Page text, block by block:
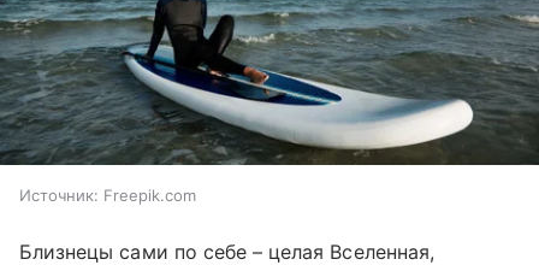
Источник: Freepik.com
Близнецы сами по себе – целая Вселенная,